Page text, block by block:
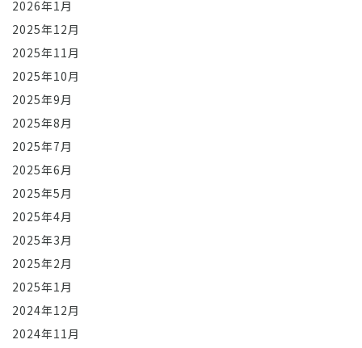
2026年1月
2025年12月
2025年11月
2025年10月
2025年9月
2025年8月
2025年7月
2025年6月
2025年5月
2025年4月
2025年3月
2025年2月
2025年1月
2024年12月
2024年11月